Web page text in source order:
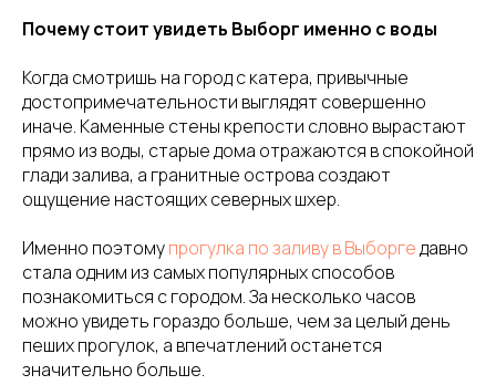
Почему стоит увидеть Выборг именно с воды
Когда смотришь на город с катера, привычные
достопримечательности выглядят совершенно
иначе. Каменные стены крепости словно вырастают
прямо из воды, старые дома отражаются в спокойной
глади залива, а гранитные острова создают
ощущение настоящих северных шхер.
Именно поэтомупрогулка по заливу в Выборгедавно
стала одним из самых популярных способов
познакомиться с городом. За несколько часов
можно увидеть гораздо больше, чем за целый день
пеших прогулок, а впечатлений останется
значительно больше.